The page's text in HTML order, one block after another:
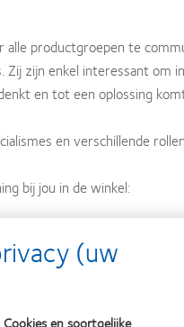
alle productgroepen te
Zij zijn enkel interessant
en tot een oplossing
en verschillende
bij jou in de winkel:
Professional Service training
nodig om je vooraf in te
(uw